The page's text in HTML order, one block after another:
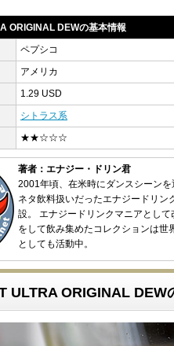
ORIGINAL DEWの基本情報
ペプシコ
アメリカ
1.29 USD
シトラス系
★★☆☆☆
著者：エナジー・ドリン君
2001年頃、在米時にダンスシーン
ネタ飲料扱いだったエナジードリ
設。 エナジードリンクマニアとし
をして飲み集めたコレクションは
としても活動中。
ULTRA ORIGINAL DEW